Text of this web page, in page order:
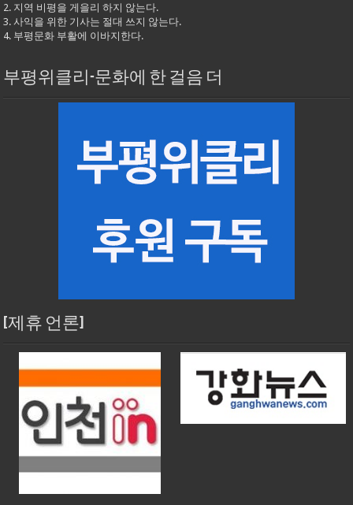
2. 지역 비평을 게을리 하지 않는다.
3. 사익을 위한 기사는 절대 쓰지 않는다.
4. 부평문화 부활에 이바지한다.
부평위클리-문화에 한 걸음 더
[제휴 언론]